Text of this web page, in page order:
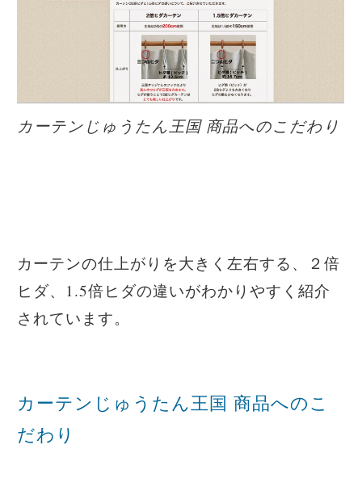
カーテンじゅうたん王国 商品へのこだわり
カーテンの仕上がりを大きく左右する、２倍
ヒダ、1.5倍ヒダの違いがわかりやすく紹介
されています。
カーテンじゅうたん王国 商品へのこ
だわり